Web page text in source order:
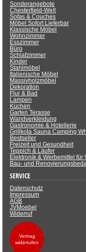
Sonderangebote
Chesterfield-Welt
Sofas & Couches
Möbel Sofort Lieferbar
Klassische Möbel
Wohnzimmer
Esszimmer
Büro
Schlafzimmer
Kinder
Stahlmöbel
Italienische Möbel
Massivholzmöbel
Dekoration
Flur & Bad
Lampen
Küchen
Garten Terasse
Wandverkleidung
Gastronomie & Hotellerie
Grillkota Sauna Camping
Bestseller
Freizeit und Gesundheit
Teppich & Läufer
Elektronik & Werbemittel für
Bau- und
SERVICE
Datenschutz
Impressum
AGB
JVMoebel
Widerruf
Vertrag
widerrufen